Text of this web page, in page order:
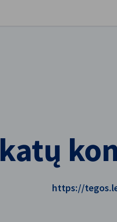
https://